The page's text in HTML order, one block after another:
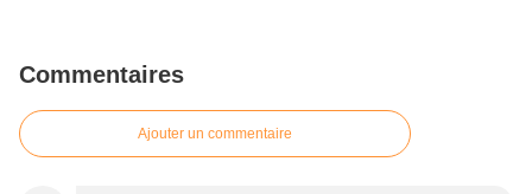
Commentaires
Ajouter un commentaire